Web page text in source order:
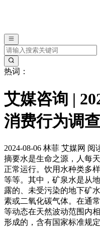
热词：
艾媒咨询 |
消费行为调
2024-08-06 林菲 艾媒网 阅
摘要水是生命之源，人每
正常运行。饮用水种类多
等等。其中，矿泉水是从
露的、未受污染的地下矿
素或二氧化碳气体。在通
等动态在天然波动范围内
形成的，含有国家标准规